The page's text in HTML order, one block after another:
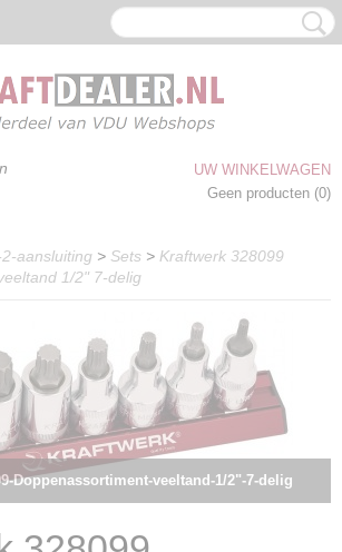
UW WINKELWAGEN
Geen producten (0)
2-aansluiting > Sets > Kraftwerk 328099
1/2" 7-delig
Doppenassortiment-veeltand-1/2"-7-delig